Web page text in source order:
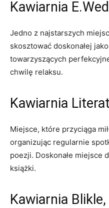
Kawiarnia
Jedno z najstarszych
skosztować doskonałej‌
towarzyszących
chwilę relaksu.
Kawiarnia⁣
Miejsce, które przyciąga
organizując regularnie⁤
poezji. Doskonałe ​miejsce
książki.
Kawiarnia